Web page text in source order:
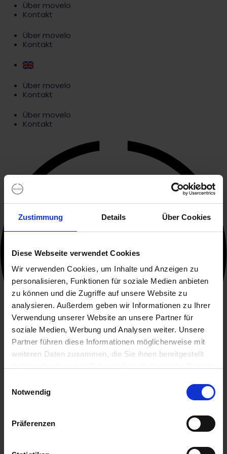
Zustimmung Details Über Cookies
Diese Webseite verwendet Cookies
Wir verwenden Cookies, um Inhalte und Anzeigen zu
personalisieren, Funktionen für soziale Medien anbieten
zu können und die Zugriffe auf unsere Website zu
analysieren. Außerdem geben wir Informationen zu Ihrer
Verwendung unserer Website an unsere Partner für
soziale Medien, Werbung und Analysen weiter. Unsere
Partner führen diese Informationen möglicherweise mit
weiteren Daten zusammen, die Sie ihnen bereitgestellt
Notwendig
Präferenzen
Über movelo
Kontakt
Über movelo
Kontakt
Über movelo
Kontakt
Über movelo
Kontakt
Über movelo